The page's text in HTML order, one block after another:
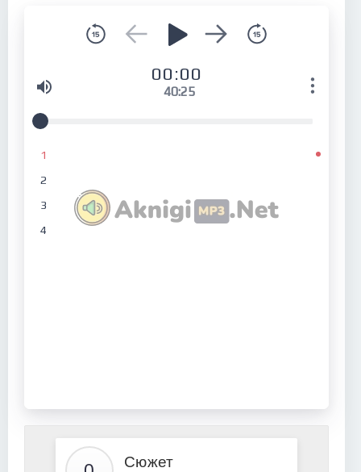
00:00
40:25
1
2
3
4
Сюжет